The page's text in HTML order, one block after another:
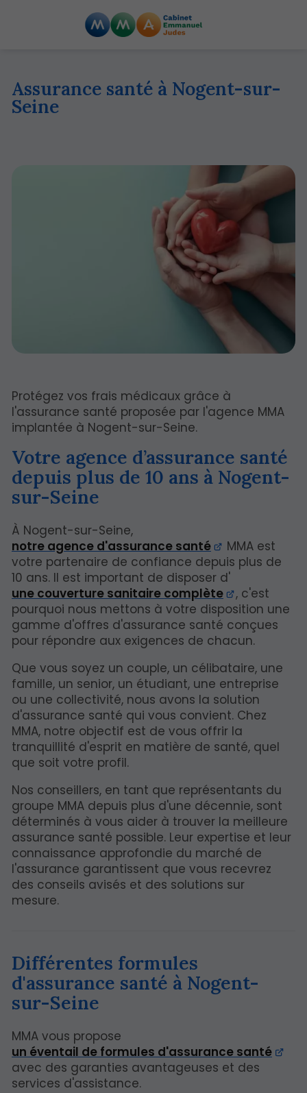
Assurance santé à Nogent-sur-
Seine
Protégez vos frais médicaux grâce à
l'assurance santé proposée par l'agence MMA
implantée à Nogent-sur-Seine.
Votre agence d’assurance santé
depuis plus de 10 ans à Nogent-
sur-Seine
À Nogent-sur-Seine,
notre agence d'assurance santé
MMA est
votre partenaire de confiance depuis plus de
10 ans. Il est important de disposer d'
une couverture sanitaire complète
, c'est
pourquoi nous mettons à votre disposition une
gamme d'offres d'assurance santé conçues
pour répondre aux exigences de chacun.
Que vous soyez un couple, un célibataire, une
famille, un senior, un étudiant, une entreprise
ou une collectivité, nous avons la solution
d'assurance santé qui vous convient. Chez
MMA, notre objectif est de vous offrir la
tranquillité d'esprit en matière de santé, quel
que soit votre profil.
Nos conseillers, en tant que représentants du
groupe MMA depuis plus d'une décennie, sont
déterminés à vous aider à trouver la meilleure
assurance santé possible. Leur expertise et leur
connaissance approfondie du marché de
l'assurance garantissent que vous recevrez
des conseils avisés et des solutions sur
mesure.
Différentes formules
d'assurance santé à Nogent-
sur-Seine
MMA vous propose
un éventail de formules d'assurance santé
avec des garanties avantageuses et des
services d'assistance.